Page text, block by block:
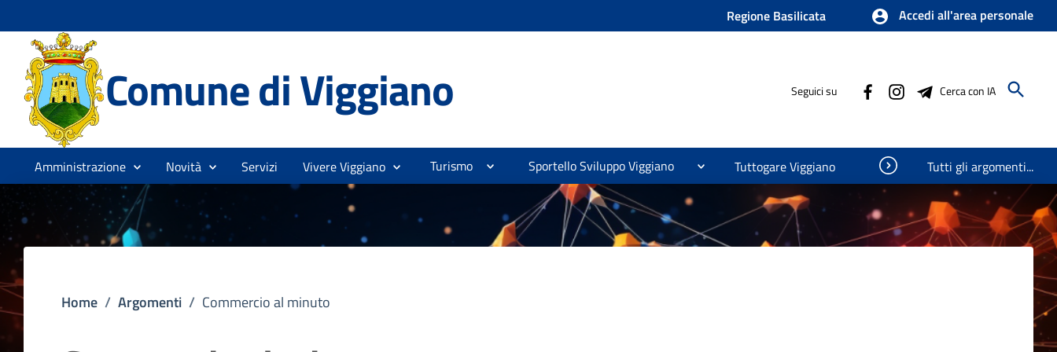
Regione Basilicata Accedi all'area personale
Comune di Viggiano Seguici su Cerca con IA
Amministrazione Novità Servizi Vivere Viggiano Turismo Sportello Sviluppo Viggiano Tuttogare Viggiano Visualizza oggetti nascosti
Tutti gli argomenti...
Home / Argomenti / Commercio al minuto